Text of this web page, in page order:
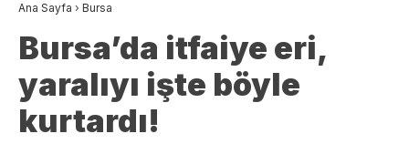
Ana Sayfa › Bursa
Bursa’da itfaiye eri,
yaralıyı işte böyle
kurtardı!